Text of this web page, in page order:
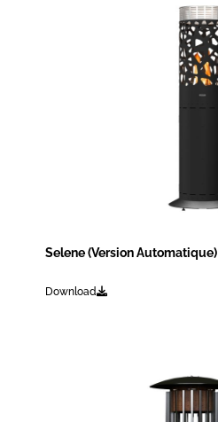
Selene (Version Automatique)
Download